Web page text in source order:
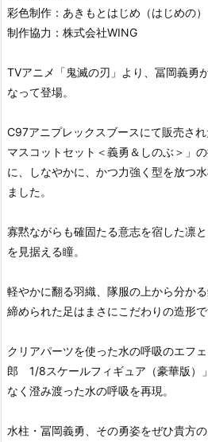
彩色制作：あきもとはじめ（はじめの）
制作協力：株式会社WING
TVアニメ「鬼滅の刃」より、冨岡義勇
なって登場。
C97アニプレックスブースにて販売さ
マスコットセット＜義勇＆しのぶ＞」
に、しなやかに、かつ力強く型を放つ
ました。
寡黙ながらも確固たる意志を宿した凛
を見据える瞳。
軽やかに翻る羽織、隊服の上から分か
締められた足はまさにこだわりの造形で
クリアパーツを使った水の呼吸のエフ
郎 1/8スケールフィギュア（豪華版）
なく澄み渡った水の呼吸を再現。
水柱・冨岡義勇、その勇姿をぜひ貴方の